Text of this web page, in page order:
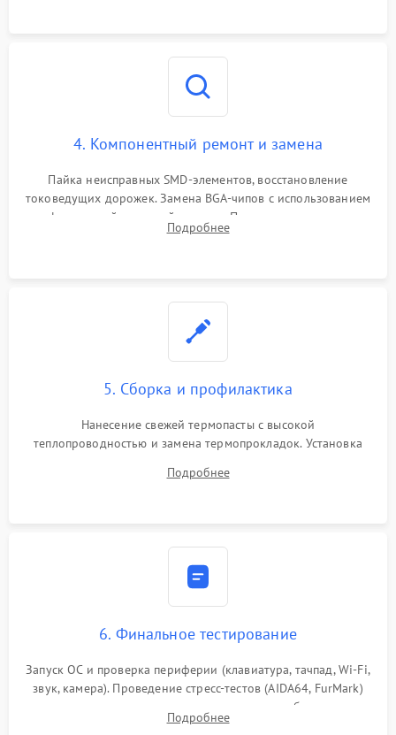
4. Компонентный ремонт и замена
Пайка неисправных SMD-элементов, восстановление
токоведущих дорожек. Замена BGA-чипов с использованием
инфракрасной паяльной станции. Прошивка микросхемы
BIOS или замена поврежденных портов USB
Подробнее
5. Сборка и профилактика
Нанесение свежей термопасты с высокой
теплопроводностью и замена термопрокладок. Установка
шлейфов, модулей памяти и накопителей. Предварительная
Подробнее
6. Финальное тестирование
Запуск ОС и проверка периферии (клавиатура, тачпад, Wi-Fi,
звук, камера). Проведение стресс-тестов (AIDA64, FurMark)
для контроля температурного режима и стабильности
системы под пиковой нагрузкой.
Подробнее